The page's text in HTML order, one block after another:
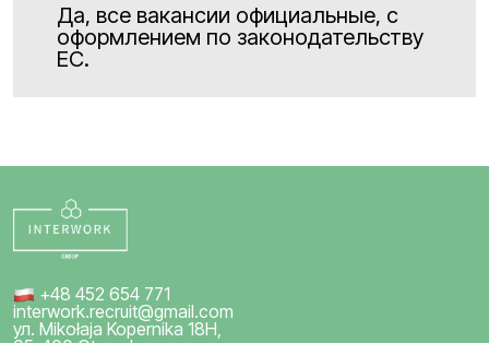
Да, все вакансии официальные, с
оформлением по законодательству
ЕС.
+48 452 654 771
interwork.recruit@gmail.com
ул. Mikołaja Kopernika 18H,